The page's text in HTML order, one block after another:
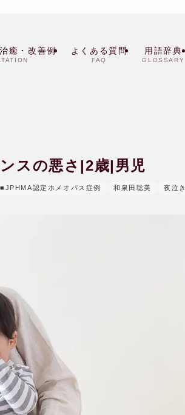
癒・改善例 よくある質問
FAQ
用語辞典
GLOSSARY
スの悪さ|2歳|男児
■JPHMA認定ホメオパス症例 和泉田聡美 夜泣き